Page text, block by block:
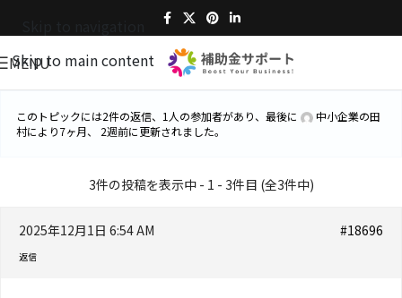
Skip to main content
MENU
このトピックには2件の返信、1人の参加者があり、最後に
中小企業の田
村により7ヶ月、 2週前に更新されました。
3件の投稿を表示中 - 1 - 3件目 (全3件中)
2025年12月1日 6:54 AM #18696
返信